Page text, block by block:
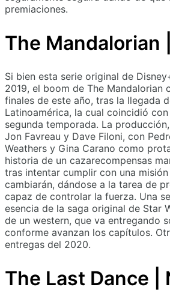
premiaciones.
The Mandalorian
Si bien esta serie original de
2019, el boom de The Mandalorian
finales de este año, tras la llegada
Latinoamérica, la cual coincidió
segunda temporada. La
Jon Favreau y Dave Filoni, con
Weathers y Gina Carano como
historia de un cazarecompensas
tras intentar cumplir con una
cambiarán, dándose a la tarea de
capaz de controlar la fuerza. Una
esencia de la saga original de Star
de un western, que va entregando
conforme avanzan los capítulos.
entregas del 2020.
The Last Dance |